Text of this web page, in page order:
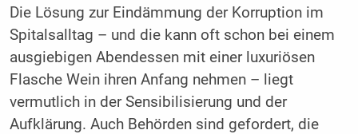
Die Lösung zur Eindämmung der Korruption im
Spitalsalltag – und die kann oft schon bei einem
ausgiebigen Abendessen mit einer luxuriösen
Flasche Wein ihren Anfang nehmen – liegt
vermutlich in der Sensibilisierung und der
Aufklärung. Auch Behörden sind gefordert, die